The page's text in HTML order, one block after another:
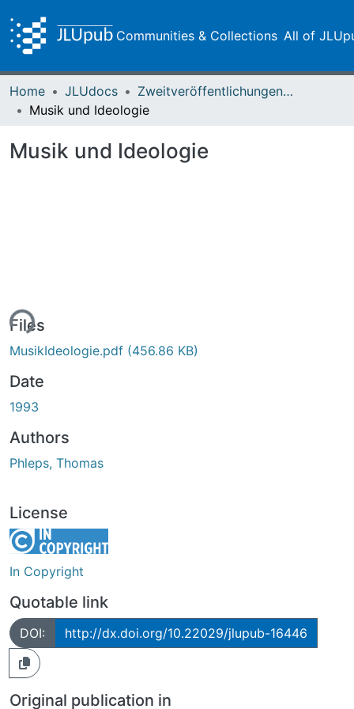
Communities & Collections All of
Home JLUdocs
Zweitveröffentlichungen (grüner Weg)
Musik und Ideologie
Musik und Ideologie
Files
MusikIdeologie.pdf (456.86 KB)
Date
1993
Authors
Phleps, Thomas
License
In Copyright
Quotable link
DOI: http://dx.doi.org/10.22029/jlupub-16446
Original publication in